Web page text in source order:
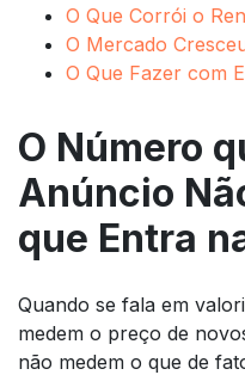
O Que Corrói o
O Mercado
O Que Fazer com
O Número
Anúncio
que Entra
Quando se fala em
medem o preço de
não medem o que de